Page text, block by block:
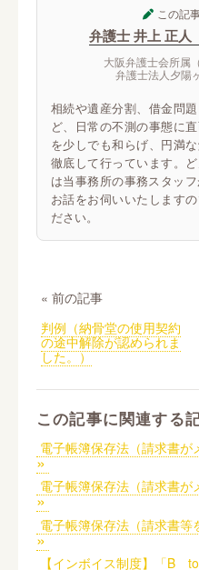
この記
弁護士 井上 正人
大阪弁護士会所属
弁護士法人夕陽
相続や遺産分割、借金問
ど、日常の不測の事態に
を少しでも和らげ、円満
徹底して行っています。
は当事務所の事務スタッ
お話をお伺いいたします
ださい。
« 前の記事
判例（納骨堂の使用契約
の途中解除が認められま
した。）
この記事に関連する
電子帳簿保存法（請求書が
電子帳簿保存法（請求書が
電子帳簿保存法（請求書等
【インボイス制度】「B